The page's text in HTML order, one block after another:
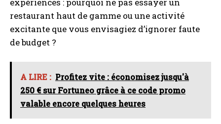
expériences : pourquoi ne pas essayer un
restaurant haut de gamme ou une activité
excitante que vous envisagiez d’ignorer faute
de budget ?
A LIRE : Profitez vite : économisez jusqu'à
250 € sur Fortuneo grâce à ce code promo
valable encore quelques heures